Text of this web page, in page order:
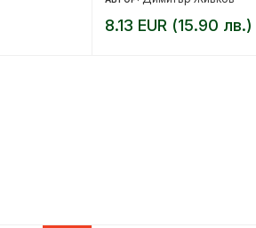
8.13 EUR (15.90 лв.)